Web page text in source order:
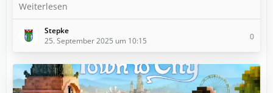
Weiterlesen
Stepke
25. September 2025 um 10:15
0